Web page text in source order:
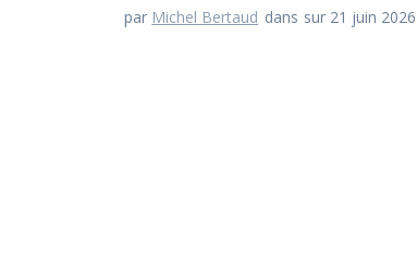
par Michel Bertaud dans sur 21 juin 2026